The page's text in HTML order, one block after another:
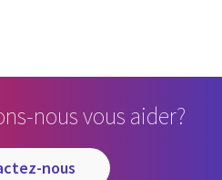
nous vous aider?
nous